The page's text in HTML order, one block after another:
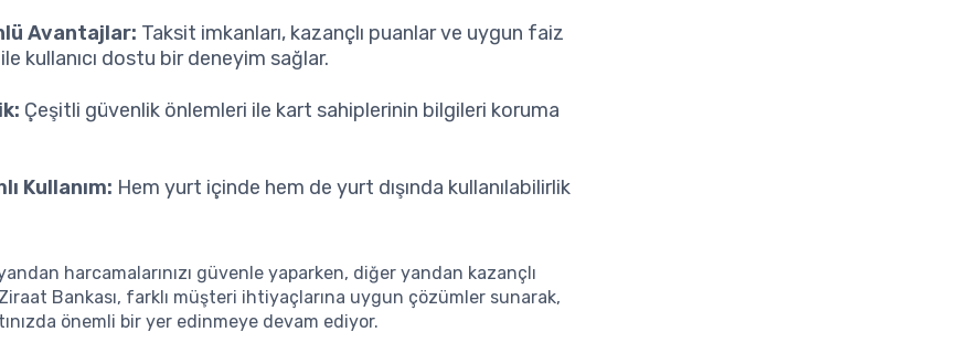
Avantajlar: Taksit imkanları, kazançlı puanlar ve uygun faiz
kullanıcı dostu bir deneyim sağlar.
Çeşitli güvenlik önlemleri ile kart sahiplerinin bilgileri koruma
Kullanım: Hem yurt içinde hem de yurt dışında kullanılabilirlik
harcamalarınızı güvenle yaparken, diğer yandan kazançlı
Bankası, farklı müşteri ihtiyaçlarına uygun çözümler sunarak,
önemli bir yer edinmeye devam ediyor.